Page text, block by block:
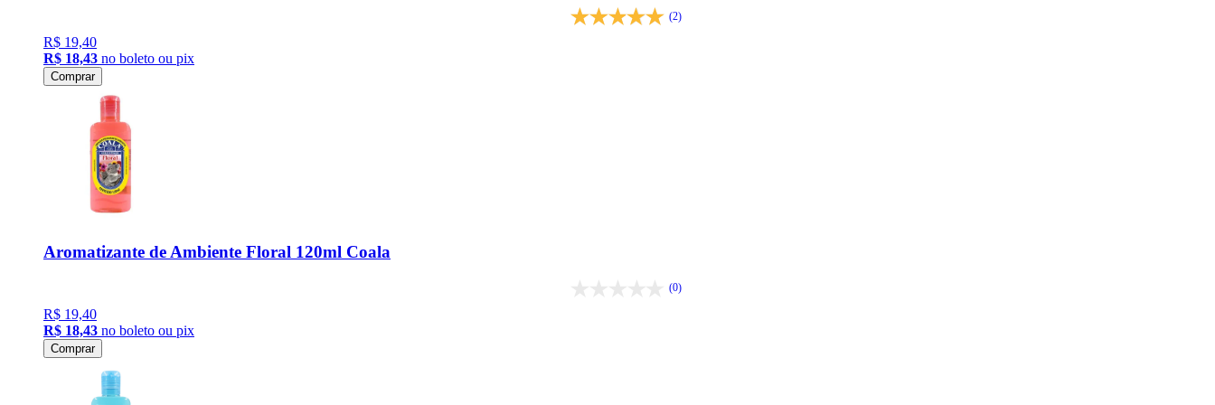
(2)
R$ 19,40
R$ 18,43 no boleto ou pix
Comprar
Aromatizante de Ambiente Floral 120ml Coala
(0)
R$ 19,40
R$ 18,43 no boleto ou pix
Comprar